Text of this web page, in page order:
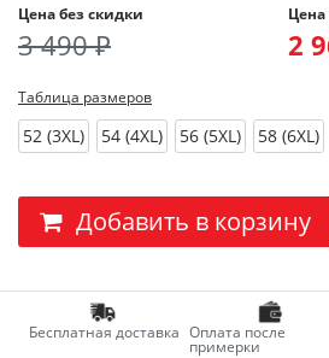
Цена без скидки
3 490 ₽
Цена
2
Таблица размеров
52 (3XL) 54 (4XL) 56 (5XL) 58 (6XL)
Добавить в корзину
Бесплатная доставка Оплата после
примерки